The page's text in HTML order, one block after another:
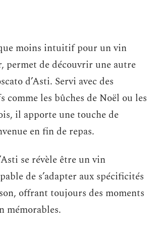
moins intuitif pour un vin
permet de découvrir une autre
d’Asti. Servi avec des
comme les bûches de Noël ou les
il apporte une touche de
en fin de repas.
se révèle être un vin
de s’adapter aux spécificités
offrant toujours des moments
mémorables.